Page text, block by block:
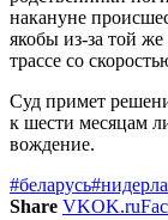
накануне
якобы из-за той
трассе со
Суд примет
к шести месяцам
вождение.
#беларусь
Share VKOK.ru